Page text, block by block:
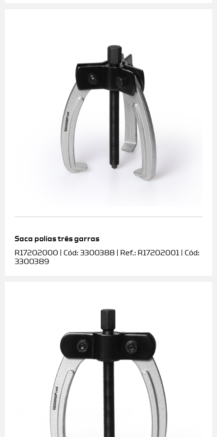
Saca polias três garras
R17202000 | Cód: 3300388 | Ref.: R17202001 | Cód:
3300389